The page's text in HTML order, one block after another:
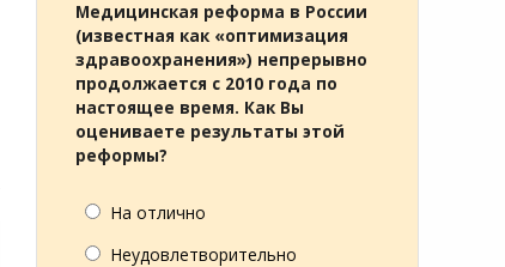
Медицинская реформа в России
(известная как «оптимизация
здравоохранения») непрерывно
продолжается с 2010 года по
настоящее время. Как Вы
оцениваете результаты этой
реформы?
На отлично
Неудовлетворительно